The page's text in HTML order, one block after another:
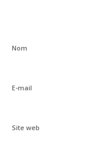
Nom
E-mail
Site web